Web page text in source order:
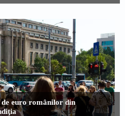
euro românilor din